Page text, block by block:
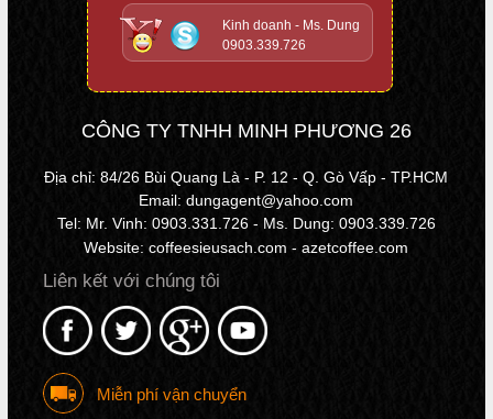
Kinh doanh - Ms. Dung
0903.339.726
CÔNG TY TNHH MINH PHƯƠNG 26
Địa chỉ: 84/26 Bùi Quang Là - P. 12 - Q. Gò Vấp - TP.HCM
Email: dungagent@yahoo.com
Tel: Mr. Vinh: 0903.331.726 - Ms. Dung: 0903.339.726
Website: coffeesieusach.com - azetcoffee.com
Liên kết với chúng tôi
Miễn phí vận chuyển